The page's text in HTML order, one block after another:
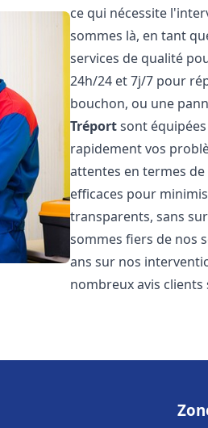
ce qui nécessite
sommes là, en tant
services de qualité
24h/24 et 7j/7 pour
bouchon, ou une
Tréportsont
rapidement vos
attentes en termes
efficaces pour
transparents, sans
sommes fiers de nos
ans sur nos
nombreux avis